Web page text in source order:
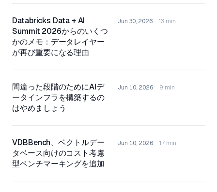
Databricks Data + AI
Summit 2026からのいくつ
かのメモ：データレイヤー
が再び重要になる理由
Jun 30, 2026 13 min
間違った段階のためにAIデ
ータインフラを構築するの
はやめましょう
Jun 10, 2026 9 min
VDBBench、ベクトルデー
タベース向けのコスト考慮
型ベンチマーキングを追加
Jun 10, 2026 17 min